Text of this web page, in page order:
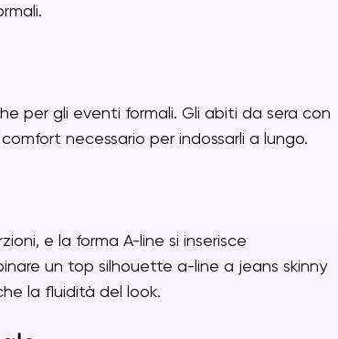
per gli eventi formali. Gli abiti da sera con
necessario per indossarli a lungo.
e la forma A-line si inserisce
un top silhouette a-line a jeans skinny
la fluidità del look.